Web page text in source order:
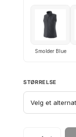
Smolder Blue
STØRRELSE